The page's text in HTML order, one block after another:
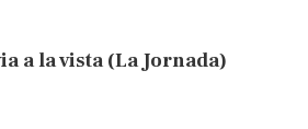
a la vista (La Jornada)